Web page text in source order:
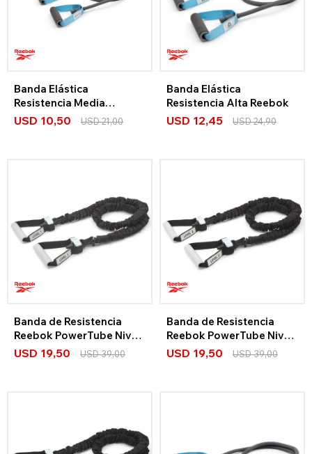
Banda Elástica
Resistencia Media
Reebok
USD 10,50 USD21,00
Banda Elástica
Resistencia Alta Reebok
USD 12,45 USD24,90
Banda de Resistencia
Reebok PowerTube Nivel
1USD 19,50 USD39,00
Banda de Resistencia
Reebok PowerTube Nivel
2
USD 19,50 USD39,00